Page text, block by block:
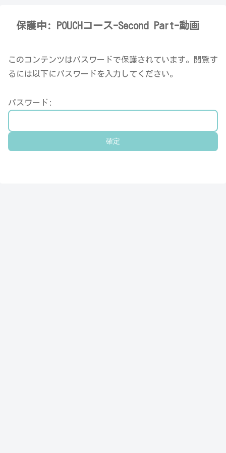
保護中: POUCHコース-Second Part-動画
このコンテンツはパスワードで保護されています。閲覧す
るには以下にパスワードを入力してください。
パスワード: